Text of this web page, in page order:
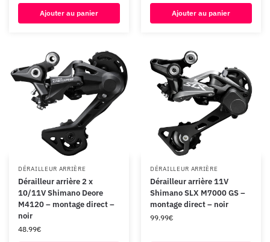
Ajouter au panier Ajouter au panier
DÉRAILLEUR ARRIÈRE
Dérailleur arrière 2 x
10/11V Shimano Deore
M4120 – montage direct –
noir
48.99€
DÉRAILLEUR ARRIÈRE
Dérailleur arrière 11V
Shimano SLX M7000 GS –
montage direct – noir
99.99€